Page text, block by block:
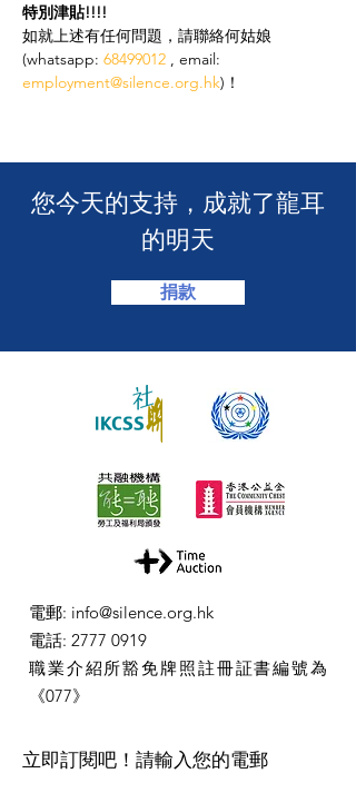
特別津貼!!!!
如就上述有任何問題，請聯絡何姑娘
(whatsapp: 68499012 , email:
employment@silence.org.hk)！
​您今天的支持，成就了龍耳
的明天
捐款
電郵: info@silence.org.hk
電話: 2777 0919
職業介紹所豁免牌照註冊証書編號為
《077》
​立即訂閱吧！請輸入您的電郵